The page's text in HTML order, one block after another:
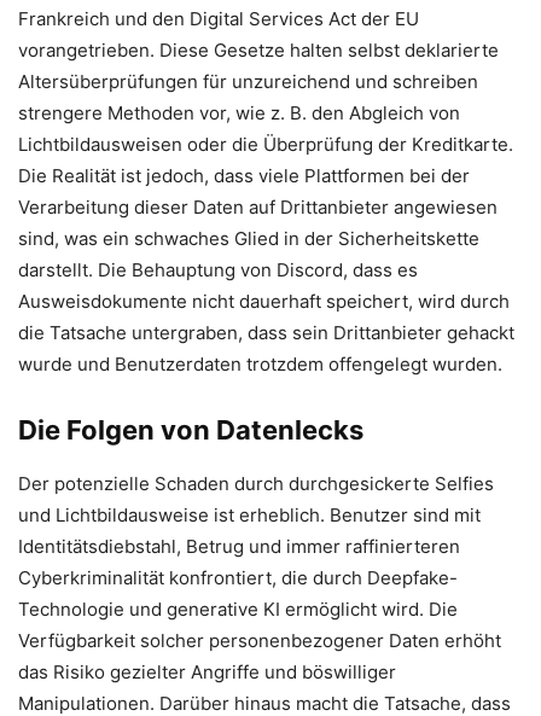
Frankreich und den Digital Services Act der EU
vorangetrieben. Diese Gesetze halten selbst deklarierte
Altersüberprüfungen für unzureichend und schreiben
strengere Methoden vor, wie z. B. den Abgleich von
Lichtbildausweisen oder die Überprüfung der Kreditkarte.
Die Realität ist jedoch, dass viele Plattformen bei der
Verarbeitung dieser Daten auf Drittanbieter angewiesen
sind, was ein schwaches Glied in der Sicherheitskette
darstellt. Die Behauptung von Discord, dass es
Ausweisdokumente nicht dauerhaft speichert, wird durch
die Tatsache untergraben, dass sein Drittanbieter gehackt
wurde und Benutzerdaten trotzdem offengelegt wurden.
Die Folgen von Datenlecks
Der potenzielle Schaden durch durchgesickerte Selfies
und Lichtbildausweise ist erheblich. Benutzer sind mit
Identitätsdiebstahl, Betrug und immer raffinierteren
Cyberkriminalität konfrontiert, die durch Deepfake-
Technologie und generative KI ermöglicht wird. Die
Verfügbarkeit solcher personenbezogener Daten erhöht
das Risiko gezielter Angriffe und böswilliger
Manipulationen. Darüber hinaus macht die Tatsache, dass